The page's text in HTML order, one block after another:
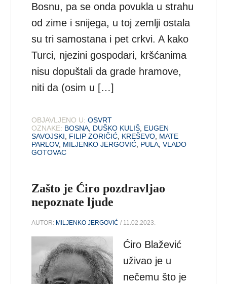
Bosnu, pa se onda povukla u strahu
od zime i snijega, u toj zemlji ostala
su tri samostana i pet crkvi. A kako
Turci, njezini gospodari, kršćanima
nisu dopuštali da grade hramove,
niti da (osim u […]
OBJAVLJENO U: OSVRT
OZNAKE: BOSNA DUŠKO KULIŠ EUGEN
SAVOJSKI
FILIP ZORIČIĆ KREŠEVO MATE
PARLOV, MILJENKO JERGOVIĆ PULA ,VLADO
GOTOVAC
Zašto je Ćiro pozdravljao
nepoznate ljude
AUTOR: MILJENKO JERGOVIĆ / 11.02.2023.
Ćiro Blažević
uživao je u
nečemu što je